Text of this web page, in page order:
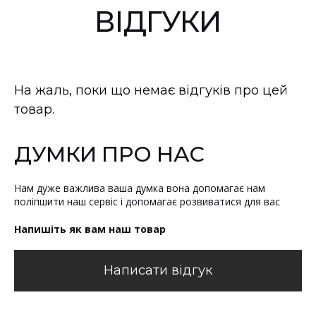
ВІДГУКИ
На жаль, поки що немає відгуків про цей
товар.
ДУМКИ ПРО НАС
Нам дуже важлива ваша думка вона допомагає нам
поліпшити наш сервіс і допомагає розвиватися для вас
Напишіть як вам наш товар
Написати відгук